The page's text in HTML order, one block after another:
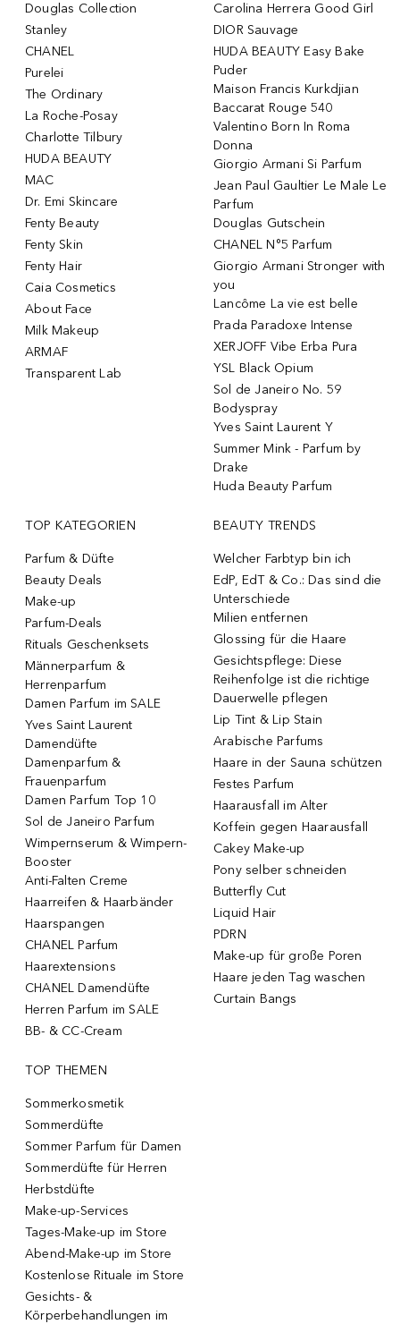
Douglas Collection
Stanley
CHANEL
Purelei
The Ordinary
La Roche-Posay
Charlotte Tilbury
HUDA BEAUTY
MAC
Dr. Emi Skincare
Fenty Beauty
Fenty Skin
Fenty Hair
Caia Cosmetics
About Face
Milk Makeup
ARMAF
Transparent Lab
Carolina Herrera Good Girl
DIOR Sauvage
HUDA BEAUTY Easy Bake
Puder
Maison Francis Kurkdjian
Baccarat Rouge 540
Valentino Born In Roma
Donna
Giorgio Armani Si Parfum
Jean Paul Gaultier Le Male Le
Parfum
Douglas Gutschein
CHANEL N°5 Parfum
Giorgio Armani Stronger with
you
Lancôme La vie est belle
Prada Paradoxe Intense
XERJOFF Vibe Erba Pura
YSL Black Opium
Sol de Janeiro No. 59
Bodyspray
Yves Saint Laurent Y
Summer Mink - Parfum by
Drake
Huda Beauty Parfum
TOP KATEGORIEN
Parfum & Düfte
Beauty Deals
Make-up
Parfum-Deals
Rituals Geschenksets
Männerparfum &
Herrenparfum
Damen Parfum im SALE
Yves Saint Laurent
Damendüfte
Damenparfum &
Frauenparfum
Damen Parfum Top 10
Sol de Janeiro Parfum
Wimpernserum & Wimpern-
Booster
Anti-Falten Creme
Haarreifen & Haarbänder
Haarspangen
CHANEL Parfum
Haarextensions
CHANEL Damendüfte
Herren Parfum im SALE
BB- & CC-Cream
BEAUTY TRENDS
Welcher Farbtyp bin ich
EdP, EdT & Co.: Das sind die
Unterschiede
Milien entfernen
Glossing für die Haare
Gesichtspflege: Diese
Reihenfolge ist die richtige
Dauerwelle pflegen
Lip Tint & Lip Stain
Arabische Parfums
Haare in der Sauna schützen
Festes Parfum
Haarausfall im Alter
Koffein gegen Haarausfall
Cakey Make-up
Pony selber schneiden
Butterfly Cut
Liquid Hair
PDRN
Make-up für große Poren
Haare jeden Tag waschen
Curtain Bangs
TOP THEMEN
Sommerkosmetik
Sommerdüfte
Sommer Parfum für Damen
Sommerdüfte für Herren
Herbstdüfte
Make-up-Services
Tages-Make-up im Store
Abend-Make-up im Store
Kostenlose Rituale im Store
Gesichts- &
Körperbehandlungen im